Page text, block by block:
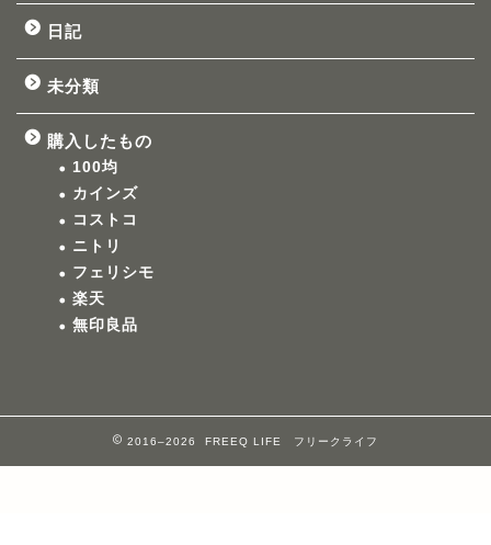
日記
未分類
購入したもの
100均
カインズ
コストコ
ニトリ
フェリシモ
楽天
無印良品
2016–2026 FREEQ LIFE フリークライフ